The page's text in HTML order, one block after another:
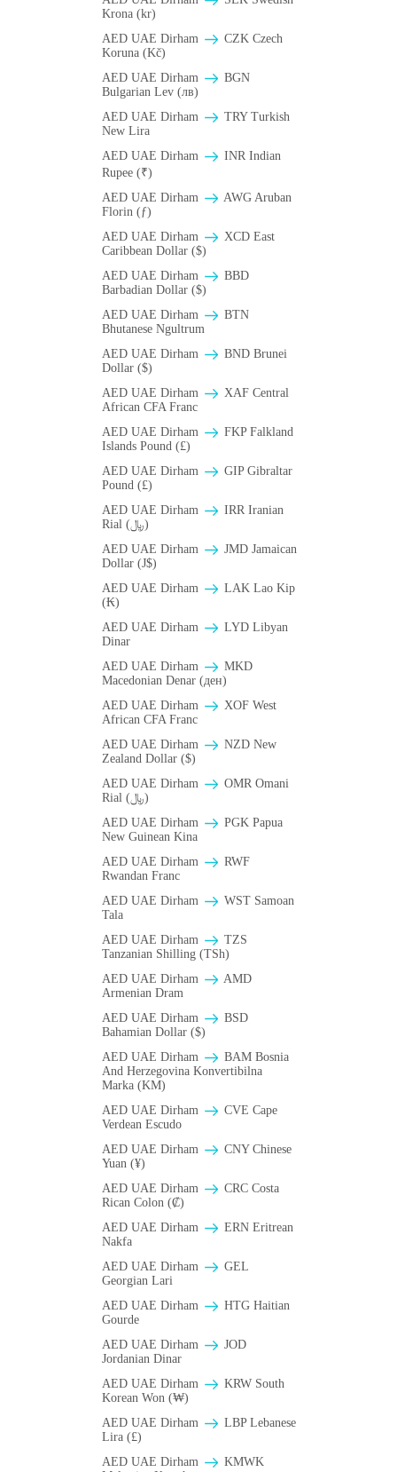
Krona (kr)
AED UAE Dirham
CZK Czech
Koruna (Kč)
AED UAE Dirham
BGN
Bulgarian Lev (лв)
AED UAE Dirham
TRY Turkish
New Lira
AED UAE Dirham
INR Indian
Rupee (₹)
AED UAE Dirham
AWG Aruban
Florin (ƒ)
AED UAE Dirham
XCD East
Caribbean Dollar ($)
AED UAE Dirham
BBD
Barbadian Dollar ($)
AED UAE Dirham
BTN
Bhutanese Ngultrum
AED UAE Dirham
BND Brunei
Dollar ($)
AED UAE Dirham
XAF Central
African CFA Franc
AED UAE Dirham
FKP Falkland
Islands Pound (£)
AED UAE Dirham
GIP Gibraltar
Pound (£)
AED UAE Dirham
IRR Iranian
Rial (﷼)
AED UAE Dirham
JMD Jamaican
Dollar (J$)
AED UAE Dirham
LAK Lao Kip
(₭)
AED UAE Dirham
LYD Libyan
Dinar
AED UAE Dirham
MKD
Macedonian Denar (ден)
AED UAE Dirham
XOF West
African CFA Franc
AED UAE Dirham
NZD New
Zealand Dollar ($)
AED UAE Dirham
OMR Omani
Rial (﷼)
AED UAE Dirham
PGK Papua
New Guinean Kina
AED UAE Dirham
RWF
Rwandan Franc
AED UAE Dirham
WST Samoan
Tala
AED UAE Dirham
TZS
Tanzanian Shilling (TSh)
AED UAE Dirham
AMD
Armenian Dram
AED UAE Dirham
BSD
Bahamian Dollar ($)
AED UAE Dirham
BAM Bosnia
And Herzegovina Konvertibilna
Marka (KM)
AED UAE Dirham
CVE Cape
Verdean Escudo
AED UAE Dirham
CNY Chinese
Yuan (¥)
AED UAE Dirham
CRC Costa
Rican Colon (₡)
AED UAE Dirham
ERN Eritrean
Nakfa
AED UAE Dirham
GEL
Georgian Lari
AED UAE Dirham
HTG Haitian
Gourde
AED UAE Dirham
JOD
Jordanian Dinar
AED UAE Dirham
KRW South
Korean Won (₩)
AED UAE Dirham
LBP Lebanese
Lira (£)
AED UAE Dirham
ΚMWK